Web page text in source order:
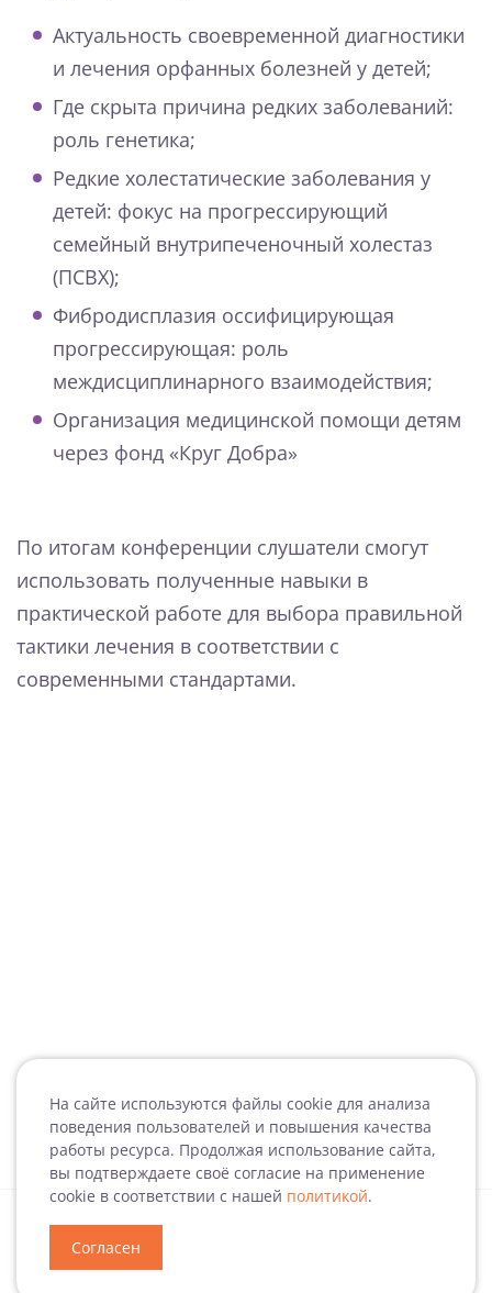
На сайте используются файлы cookie для анализа
поведения пользователей и повышения качества
работы ресурса. Продолжая использование сайта,
вы подтверждаете своё согласие на применение
cookie в соответствии с нашей политикой.
Согласен
Актуальность своевременной диагностики
и лечения орфанных болезней у детей;
Где скрыта причина редких заболеваний:
роль генетика;
Редкие холестатические заболевания у
детей: фокус на прогрессирующий
семейный внутрипеченочный холестаз
(ПСВХ);
Фибродисплазия оссифицирующая
прогрессирующая: роль
междисциплинарного взаимодействия;
Организация медицинской помощи детям
через фонд «Круг Добра»
По итогам конференции слушатели смогут
использовать полученные навыки в
практической работе для выбора правильной
тактики лечения в соответствии с
современными стандартами.